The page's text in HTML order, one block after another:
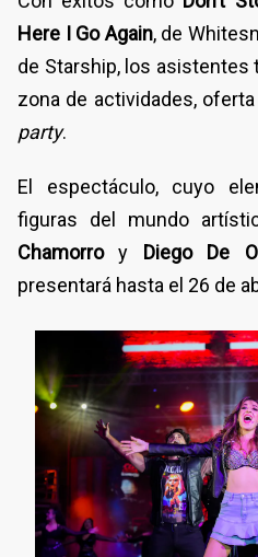
Here I Go Again, de
de Starship, los asistentes
zona de actividades,
party.
El espectáculo, cuyo
figuras del mundo
Chamorroy Diego De
presentará hasta el 26 de